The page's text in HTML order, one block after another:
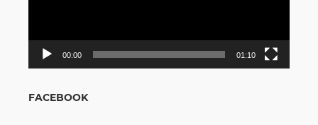
00:00 01:10
FACEBOOK